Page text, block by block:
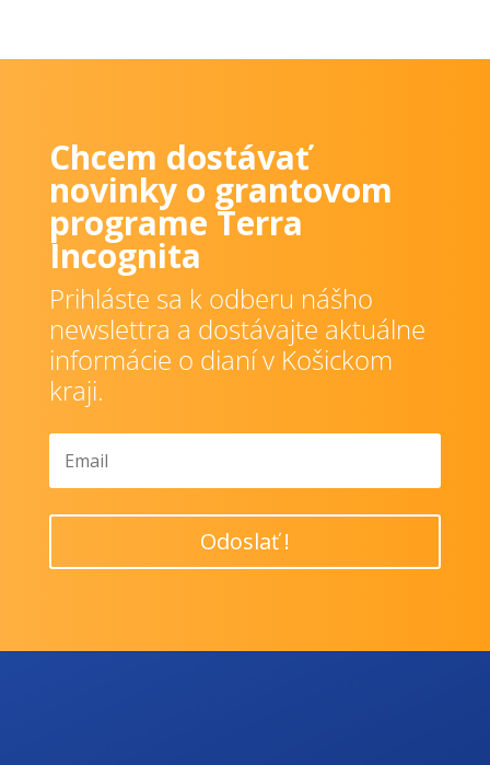
Chcem dostávať
novinky o grantovom
programe Terra
Incognita
Prihláste sa k odberu nášho
newslettra a dostávajte aktuálne
informácie o dianí v Košickom
kraji.
Odoslať !